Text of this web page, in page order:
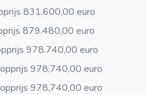
831.600,00 euro
879.480,00 euro
978.740,00 euro
978,740,00 euro
978,740,00 euro